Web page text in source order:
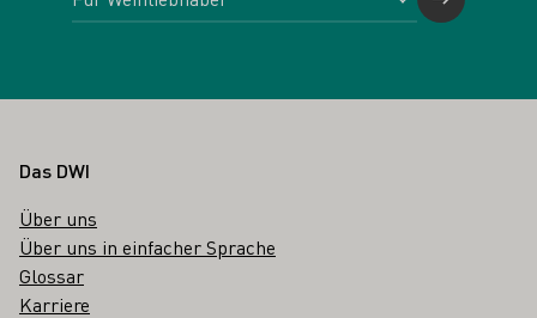
Fußbereich
Das DWI
Über uns
Über uns in einfacher Sprache
Glossar
Karriere